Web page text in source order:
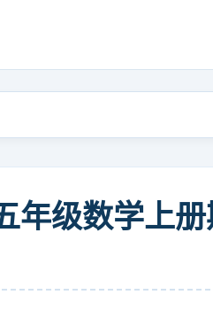
年级数学上